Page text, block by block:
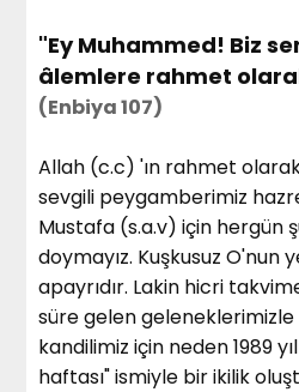
"Ey Muhammed! Biz
âlemlere rahmet
(Enbiya 107)
Allah (c.c) 'ın rahmet
sevgili peygamberimiz
Mustafa (s.a.v) için hergün
doymayız. Kuşkusuz O'nun
apayrıdır. Lakin hicri
süre gelen geleneklerimizle
kandilimiz için neden 1989
haftası" ismiyle bir ikilik